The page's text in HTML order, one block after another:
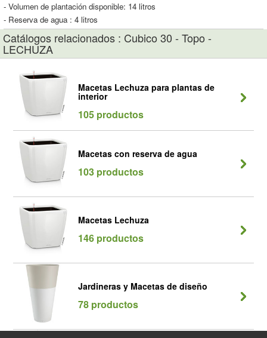
- Volumen de plantación disponible: 14 litros
- Reserva de agua : 4 litros
Catálogos relacionados : Cubico 30 - Topo -
LECHUZA
Macetas Lechuza para plantas de
interior
105 productos
Macetas con reserva de agua
103 productos
Macetas Lechuza
146 productos
Jardineras y Macetas de diseño
78 productos